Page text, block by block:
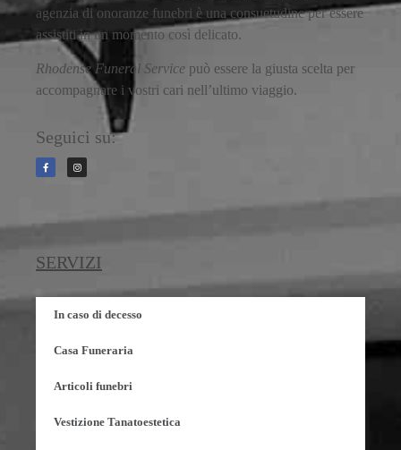
agenzia di onoranze funebri è una consuetudine per essere
assistiti in un momento così delicato.
Rhodense Funeral Service può essere la giusta scelta per
accompagnare i vostri cari nell’ultimo viaggio.
Seguici su:
SERVIZI
In caso di decesso
Casa Funeraria
Articoli funebri
Vestizione Tanatoestetica